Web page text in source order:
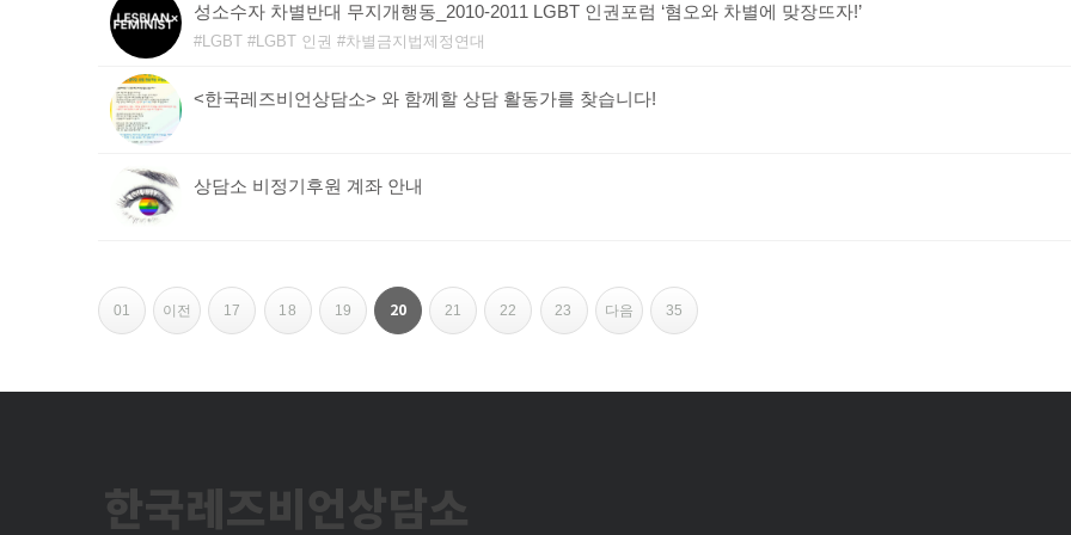
성소수자 차별반대 무지개행동_2010-2011 LGBT 인권포럼 ‘혐오와 차별에 맞장뜨자!’
LGBT LGBT 인권 차별금지법제정연대
<한국레즈비언상담소> 와 함께할 상담 활동가를 찾습니다!
상담소 비정기후원 계좌 안내
페
비
01 이전 17 18 19 20 21 22 23 다음 35
한국레즈비언상담소